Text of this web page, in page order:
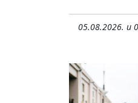
05.08.2026. u